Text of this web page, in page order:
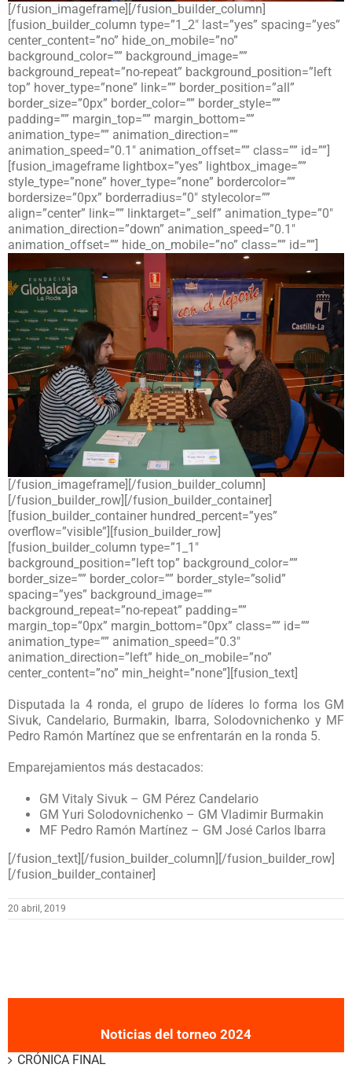
[/fusion_imageframe][/fusion_builder_column]
[fusion_builder_column type=”1_2″ last=”yes” spacing=”yes”
center_content=”no” hide_on_mobile=”no”
background_color=”” background_image=””
background_repeat=”no-repeat” background_position=”left
top” hover_type=”none” link=”” border_position=”all”
border_size=”0px” border_color=”” border_style=””
padding=”” margin_top=”” margin_bottom=””
animation_type=”” animation_direction=””
animation_speed=”0.1″ animation_offset=”” class=”” id=””]
[fusion_imageframe lightbox=”yes” lightbox_image=””
style_type=”none” hover_type=”none” bordercolor=””
bordersize=”0px” borderradius=”0″ stylecolor=””
align=”center” link=”” linktarget=”_self” animation_type=”0″
animation_direction=”down” animation_speed=”0.1″
animation_offset=”” hide_on_mobile=”no” class=”” id=””]
[/fusion_imageframe][/fusion_builder_column]
[/fusion_builder_row][/fusion_builder_container]
[fusion_builder_container hundred_percent=”yes”
overflow=”visible”][fusion_builder_row]
[fusion_builder_column type=”1_1″
background_position=”left top” background_color=””
border_size=”” border_color=”” border_style=”solid”
spacing=”yes” background_image=””
background_repeat=”no-repeat” padding=””
margin_top=”0px” margin_bottom=”0px” class=”” id=””
animation_type=”” animation_speed=”0.3″
animation_direction=”left” hide_on_mobile=”no”
center_content=”no” min_height=”none”][fusion_text]
Disputada la 4 ronda, el grupo de líderes lo forma los GM
Sivuk, Candelario, Burmakin, Ibarra, Solodovnichenko y MF
Pedro Ramón Martínez que se enfrentarán en la ronda 5.
Emparejamientos más destacados:
GM Vitaly Sivuk – GM Pérez Candelario
GM Yuri Solodovnichenko – GM Vladimir Burmakin
MF Pedro Ramón Martínez – GM José Carlos Ibarra
[/fusion_text][/fusion_builder_column][/fusion_builder_row]
[/fusion_builder_container]
20 abril, 2019
Noticias del torneo 2024
CRÓNICA FINAL